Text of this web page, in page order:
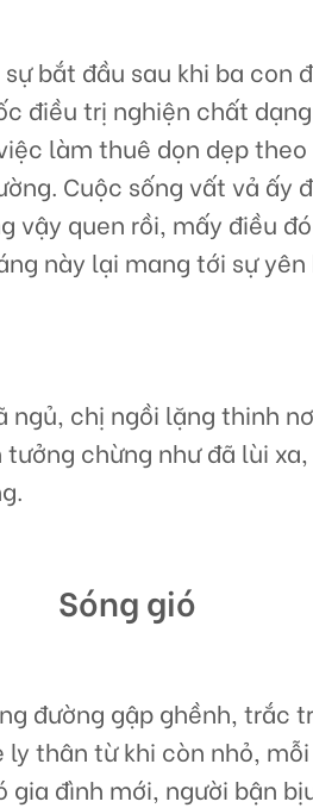
bắt đầu sau khi ba con
điều trị nghiện chất
làm thuê dọn dẹp
Cuộc sống vất vả ấy
vậy quen rồi, mấy điều
này lại mang tới sự
ngủ, chị ngồi lặng thinh
chừng như đã lùi
Sóng gió
đường gập ghềnh, trắc
thân từ khi còn nhỏ,
đình mới, người bận